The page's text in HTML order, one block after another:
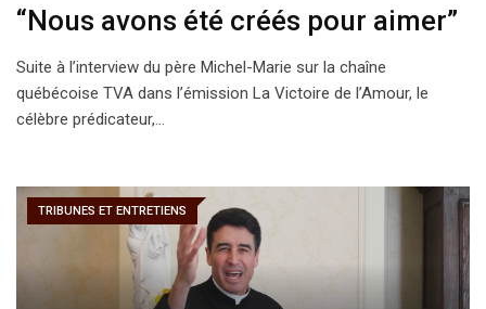
“Nous avons été créés pour aimer”
Suite à l’interview du père Michel-Marie sur la chaîne
québécoise TVA dans l’émission La Victoire de l’Amour, le
célèbre prédicateur,…
TRIBUNES ET ENTRETIENS